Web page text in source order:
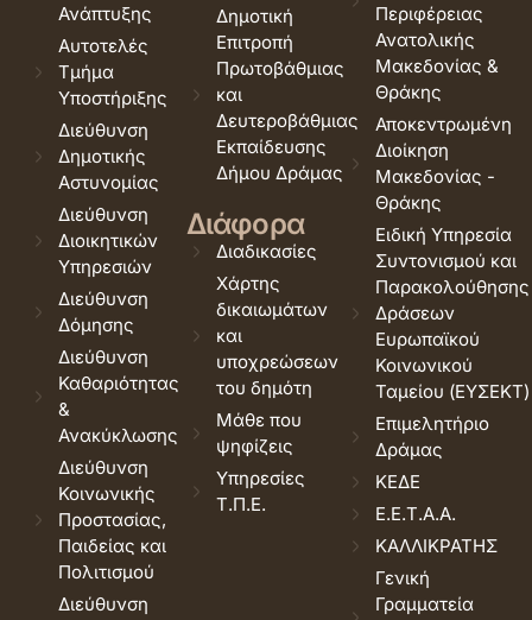
Ανάπτυξης
Αυτοτελές
Τμήμα
Υποστήριξης
Διεύθυνση
Δημοτικής
Αστυνομίας
Διεύθυνση
Διοικητικών
Υπηρεσιών
Διεύθυνση
Δόμησης
Διεύθυνση
Καθαριότητας
&
Ανακύκλωσης
Διεύθυνση
Κοινωνικής
Προστασίας,
Παιδείας και
Πολιτισμού
Διεύθυνση
Δημοτική
Επιτροπή
Πρωτοβάθμιας
και
Δευτεροβάθμιας
Εκπαίδευσης
Δήμου Δράμας
Διάφορα
Διαδικασίες
Χάρτης
δικαιωμάτων
και
υποχρεώσεων
του δημότη
Μάθε που
ψηφίζεις
Υπηρεσίες
Τ.Π.Ε.
Περιφέρειας
Ανατολικής
Μακεδονίας &
Θράκης
Αποκεντρωμένη
Διοίκηση
Μακεδονίας -
Θράκης
Ειδική Υπηρεσία
Συντονισμού και
Παρακολούθησης
Δράσεων
Ευρωπαϊκού
Κοινωνικού
Ταμείου (ΕΥΣΕΚΤ)
Επιμελητήριο
Δράμας
ΚΕΔΕ
Ε.Ε.Τ.Α.Α.
ΚΑΛΛΙΚΡΑΤΗΣ
Γενική
Γραμματεία